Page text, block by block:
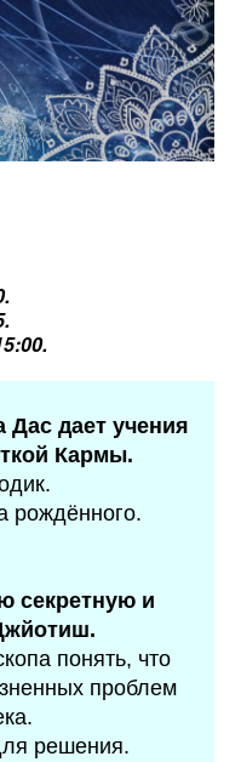
дает учения
Кармы.
рождённого.
секретную и
понять, что
проблем
решения.